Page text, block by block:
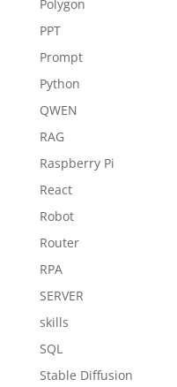
Polygon
PPT
Prompt
Python
QWEN
RAG
Raspberry Pi
React
Robot
Router
RPA
SERVER
skills
SQL
Stable Diffusion